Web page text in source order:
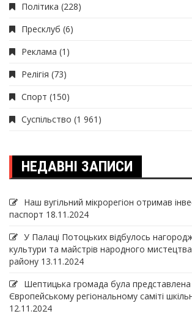
Політика (228)
Пресклуб (6)
Реклама (1)
Релігія (73)
Спорт (150)
Суспільство (1 961)
НЕДАВНІ ЗАПИСИ
Наш вугільний мікрорегіон отримав
паспорт 18.11.2024
У Палаці Потоцьких відбулось
культури та майстрів народного
району 13.11.2024
Шептицька громада була
Європейському регіональному саміті
12.11.2024